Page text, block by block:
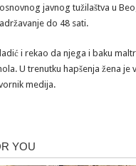
javnog tužilaštva u
do 48 sati.
i rekao da njega i baku
U trenutku hapšenja žena je
medija.